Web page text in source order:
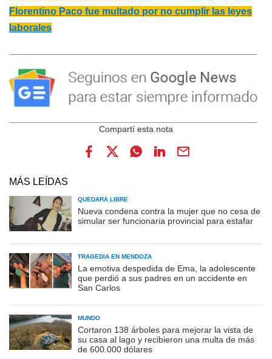
Florentino Paco fue multado por no cumplir las leyes
laborales
MÁS LEÍDAS
QUEDARÁ LIBRE
Nueva condena contra la mujer que no cesa de
simular ser funcionaria provincial para estafar
TRAGEDIA EN MENDOZA
La emotiva despedida de Ema, la adolescente
que perdió a sus padres en un accidente en
San Carlos
MUNDO
Cortaron 138 árboles para mejorar la vista de
su casa al lago y recibieron una multa de más
de 600.000 dólares